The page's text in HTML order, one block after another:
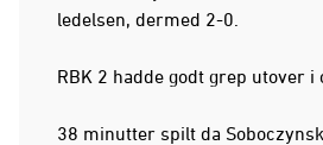
ledelsen, dermed 2-0.
RBK 2 hadde godt grep utover i
38 minutter spilt da